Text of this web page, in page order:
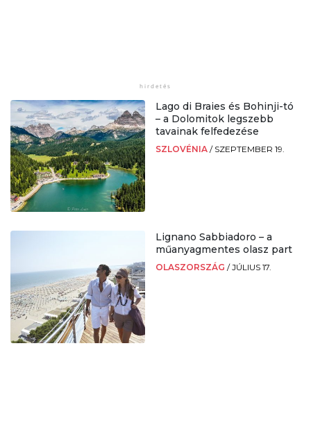
Lago di Braies és Bohinji-tó
– a Dolomitok legszebb
tavainak felfedezése
SZLOVÉNIA / SZEPTEMBER 19.
Lignano Sabbiadoro – a
műanyagmentes olasz part
OLASZORSZÁG /JÚLIUS 17.